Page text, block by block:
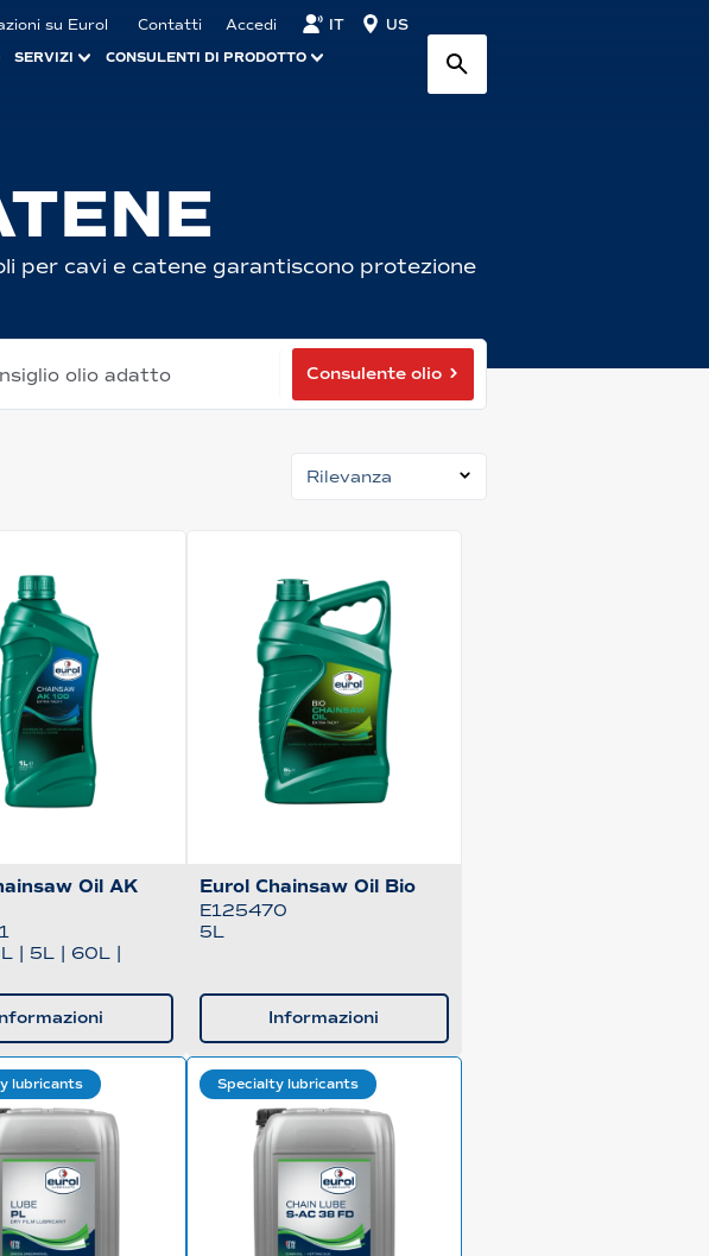
su Eurol Contatti Accedi IT US
SERVIZI
CONSULENTI DI PRODOTTO
per cavi e catene garantiscono protezione
olio adatto Consulente olio
Rilevanza
Oil AK
5L 60L
Eurol Chainsaw Oil Bio
E125470
5L
Informazioni
lubricants Specialty lubricants